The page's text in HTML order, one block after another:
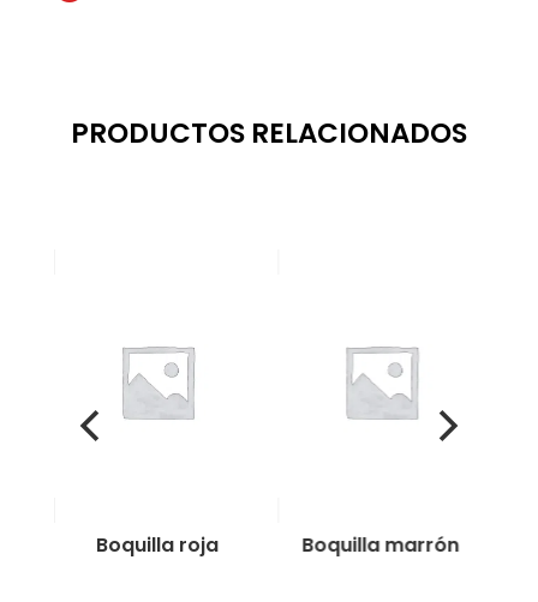
PRODUCTOS RELACIONADOS
Boquilla roja Boquilla marrón